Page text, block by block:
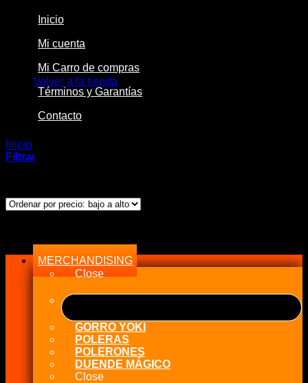
Volver a la tienda
Inicio
Mi cuenta
Mi Carro de compras
Términos y Garantías
Contacto
Inicio
Filtrar
MERCHANDISING
Close
GORRO YOKI
POLERAS
POLERONES
DUENDE MÁGICO
Close